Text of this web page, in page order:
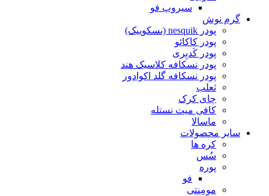
سیروپ فو
گرم نوش
پودر nesquik (نسکوییک)
پودر کاکائو
پودر کَدبِری
پودر نسکافه کلاسیک هند
پودر نسکافه گلد اکوادور
ثعلب
چای کرک
کافی میت نستله
ماسالا
سایر محصولات
کره ها
سُس
پوره
فو
مومِنتی